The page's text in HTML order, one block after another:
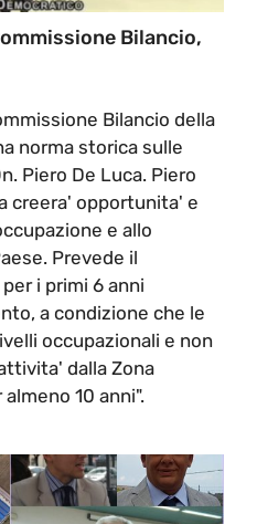
Bilancio,
Bilancio della
norma storica sulle
Piero De Luca. Piero
creera' opportunita' e
e allo
Prevede il
i primi 6 anni
a condizione che le
occupazionali e non
dalla Zona
10 anni".